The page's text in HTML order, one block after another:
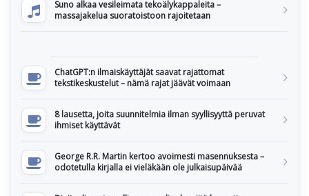
Suno alkaa vesileimata tekoälykappaleita –
massajakelua suoratoistoon rajoitetaan
ChatGPT:n ilmaiskäyttäjät saavat rajattomat
tekstikeskustelut – nämä rajat jäävät voimaan
8 lausetta, joita suunnitelmia ilman syyllisyyttä peruvat
ihmiset käyttävät
George R.R. Martin kertoo avoimesti masennuksesta –
odotetulla kirjalla ei vieläkään ole julkaisupäivää